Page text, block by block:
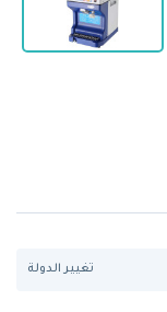
تغيير الدولة